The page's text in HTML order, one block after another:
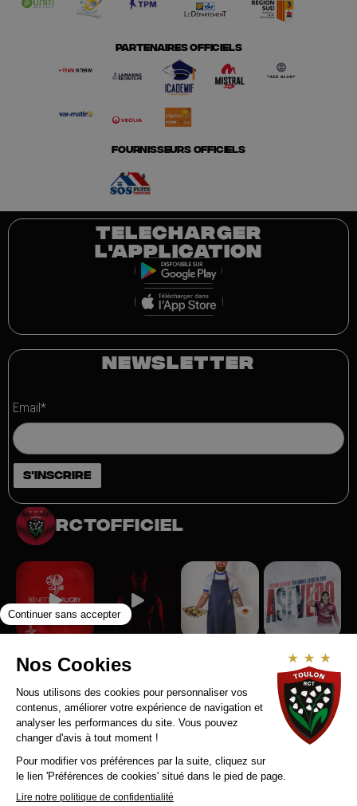
PARTENAIRES OFFICIELS
FOURNISSEURS OFFICIELS
TELECHARGER
L'APPLICATION
NEWSLETTER
Email*
rctofficiel
Suivez-nous sur Instagram